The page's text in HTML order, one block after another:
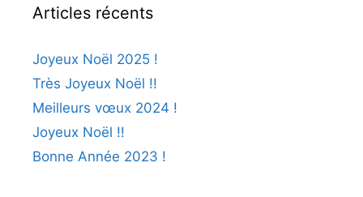
Articles récents
Joyeux Noël 2025 !
Très Joyeux Noël !!
Meilleurs vœux 2024 !
Joyeux Noël !!
Bonne Année 2023 !